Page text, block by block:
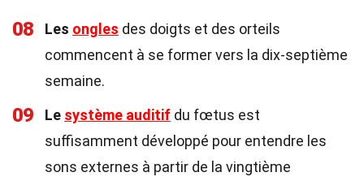
08 Les ongles des doigts et des orteils
commencent à se former vers la dix-septième
semaine.
09 Le système auditif du fœtus est
suffisamment développé pour entendre les
sons externes à partir de la vingtième